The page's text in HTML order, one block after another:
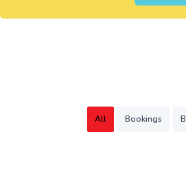
All Bookings